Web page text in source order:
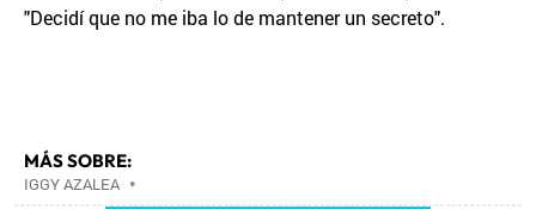
"Decidí que no me iba lo de mantener un secreto".
MÁS SOBRE:
IGGY AZALEA •